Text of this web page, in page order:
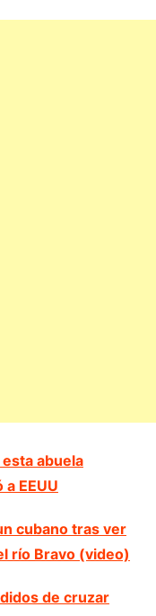
abuela
EEUU
cubano tras ver
río Bravo (video)
de cruzar